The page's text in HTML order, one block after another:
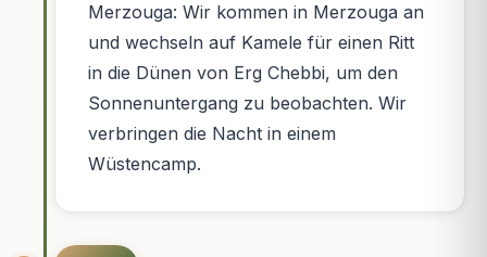
Merzouga: Wir kommen in Merzouga an
und wechseln auf Kamele für einen Ritt
in die Dünen von Erg Chebbi, um den
Sonnenuntergang zu beobachten. Wir
verbringen die Nacht in einem
Wüstencamp.